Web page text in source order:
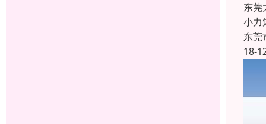
东莞
小力
东莞
18-